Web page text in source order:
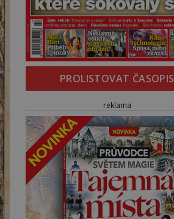
PROLISTOVAT ČASOPIS
reklama